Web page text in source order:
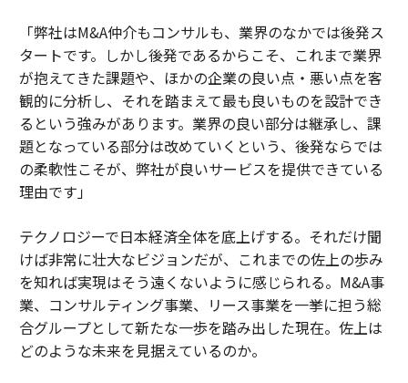
「弊社はM&A仲介もコンサルも、業界のなかでは後発ス
タートです。しかし後発であるからこそ、これまで業界
が抱えてきた課題や、ほかの企業の良い点・悪い点を客
観的に分析し、それを踏まえて最も良いものを設計でき
るという強みがあります。業界の良い部分は継承し、課
題となっている部分は改めていくという、後発ならでは
の柔軟性こそが、弊社が良いサービスを提供できている
理由です」
テクノロジーで日本経済全体を底上げする。それだけ聞
けば非常に壮大なビジョンだが、これまでの佐上の歩み
を知れば実現はそう遠くないように感じられる。M&A事
業、コンサルティング事業、リース事業を一挙に担う総
合グループとして新たな一歩を踏み出した現在。佐上は
どのような未来を見据えているのか。